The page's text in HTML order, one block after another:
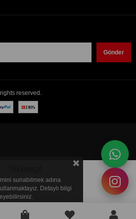
Gönder
reserved.
sunabilmek adına
Detaylı bilgi